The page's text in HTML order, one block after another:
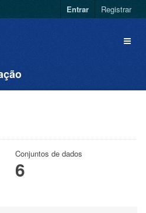
Entrar Registrar
Conjuntos de dados
6